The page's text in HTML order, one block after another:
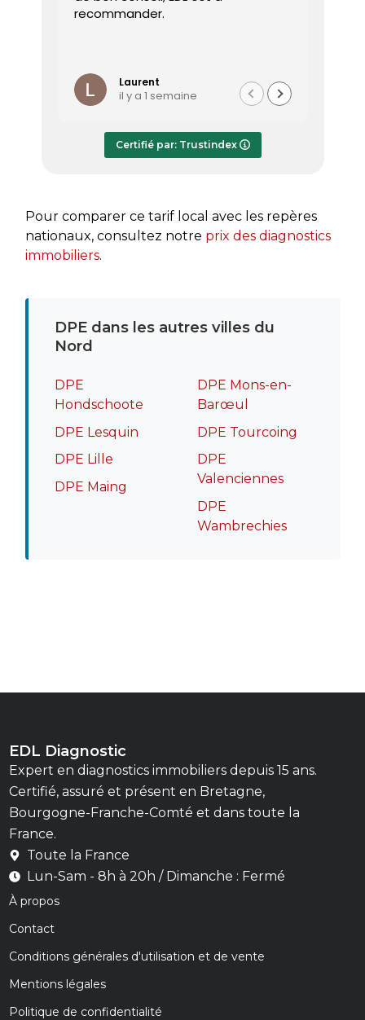
recommander.
Laurent
il y a 1 semaine
Certifié par: Trustindex
Pour comparer ce tarif local avec les repères
nationaux, consultez notre prix des diagnostics
immobiliers.
DPE dans les autres villes du
Nord
DPE
Hondschoote
DPE Lesquin
DPE Lille
DPE Maing
DPE Mons-en-
Barœul
DPE Tourcoing
DPE
Valenciennes
DPE
Wambrechies
EDL Diagnostic
Expert en diagnostics immobiliers depuis 15 ans.
Certifié, assuré et présent en Bretagne,
Bourgogne-Franche-Comté et dans toute la
France.
Toute la France
Lun-Sam - 8h à 20h / Dimanche : Fermé
À propos
Contact
Conditions générales d'utilisation et de vente
Mentions légales
Politique de confidentialité